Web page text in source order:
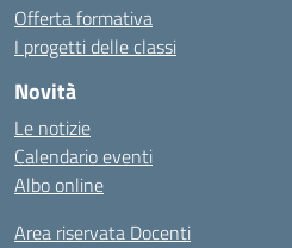
Offerta formativa
I progetti delle classi
Novità
Le notizie
Calendario eventi
Albo online
Area riservata Docenti